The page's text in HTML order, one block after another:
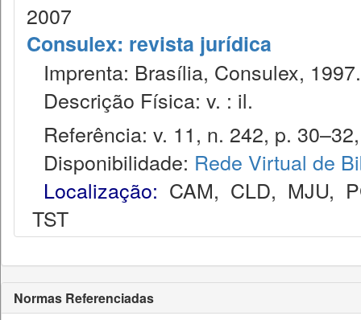
2007
Consulex: revista jurídica
Imprenta: Brasília, Consulex, 1997.
Descrição Física: v. : il.
Referência: v. 11, n. 242, p.
Disponibilidade: Rede Virtual de
Localização: CAM, CLD, MJU,
TST
Normas Referenciadas